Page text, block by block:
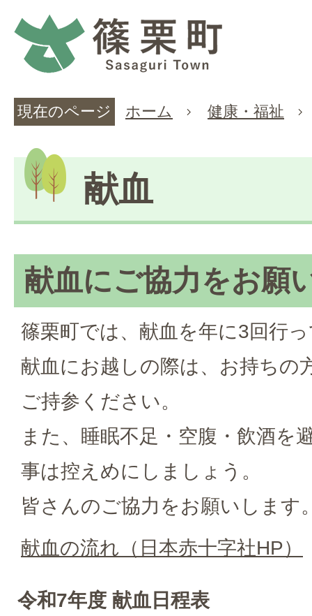
現在のページ ホーム 健康・福祉
献血
献血にご協力をお願
篠栗町では、献血を年に3回行
献血にお越しの際は、お持ちの
ご持参ください。
また、睡眠不足・空腹・飲酒を
事は控えめにしましょう。
皆さんのご協力をお願いします
献血の流れ（日本赤十字社HP）
令和7年度 献血日程表